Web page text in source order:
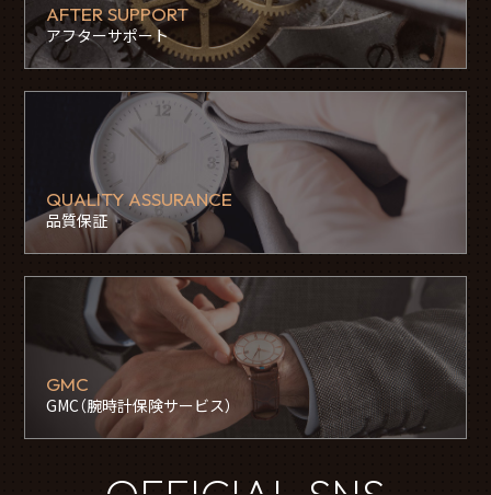
AFTER SUPPORT
アフターサポート
QUALITY ASSURANCE
品質保証
GMC
GMC（腕時計保険サービス）